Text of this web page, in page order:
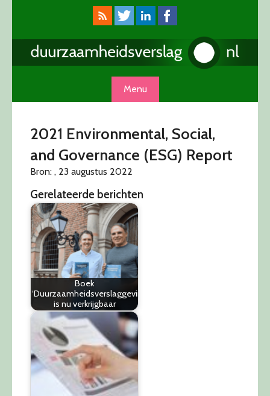
Menu
2021 Environmental, Social,
and Governance (ESG) Report
Bron: , 23 augustus 2022
Gerelateerde berichten
Boek
‘Duurzaamheidsverslaggeving’
is nu verkrijgbaar